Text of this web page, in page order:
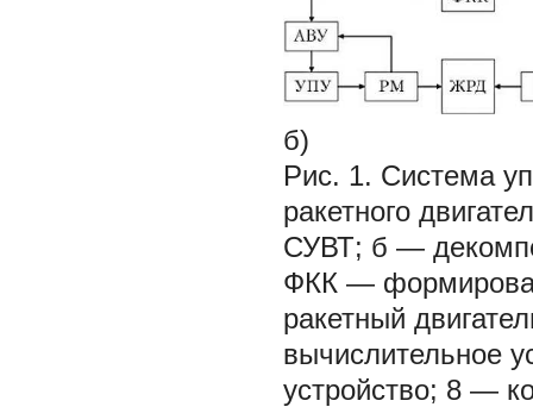
б)
Рис. 1. Система
ракетного
СУВТ; б —
ФКК —
ракетный
вычислительное
устройство; 8 —